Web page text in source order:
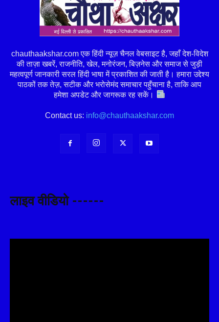
chauthaakshar.com एक हिंदी न्यूज़ चैनल वेबसाइट है, जहाँ देश-विदेश
की ताज़ा खबरें, राजनीति, खेल, मनोरंजन, बिज़नेस और समाज से जुड़ी
महत्वपूर्ण जानकारी सरल हिंदी भाषा में प्रकाशित की जाती है। हमारा उद्देश्य
पाठकों तक तेज़, सटीक और भरोसेमंद समाचार पहुँचाना है, ताकि आप
हमेशा अपडेट और जागरूक रह सकें।
Contact us: info@chauthaakshar.com
लाइव वीडियो ------